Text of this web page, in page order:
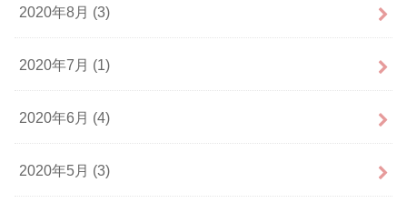
2020年8月 (3)
2020年7月 (1)
2020年6月 (4)
2020年5月 (3)